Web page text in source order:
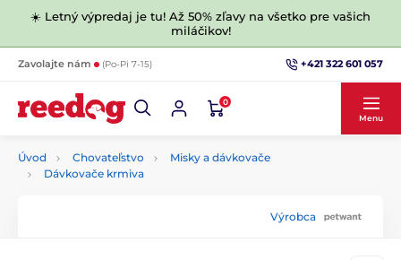
☀️ Letný výpredaj je tu! Až 50% zľavy na všetko pre vašich
miláčikov!
Zavolajte nám (Po-Pi 7-15) +421 322 601 057
0
Menu
Úvod Chovateľstvo
Misky a dávkovače
Dávkovače krmiva
Výrobca